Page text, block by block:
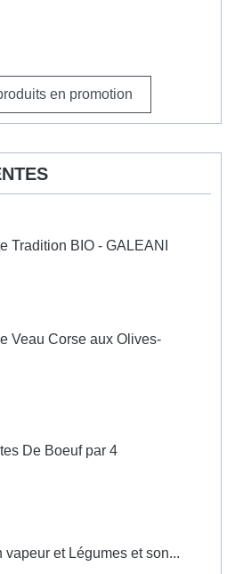
en promotion
Tradition BIO - GALEANI
Veau Corse aux Olives-
De Boeuf par 4
vapeur et Légumes et son...